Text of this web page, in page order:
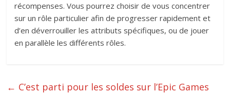
récompenses. Vous pourrez choisir de vous concentrer
sur un rôle particulier afin de progresser rapidement et
d’en déverrouiller les attributs spécifiques, ou de jouer
en parallèle les différents rôles.
← C’est parti pour les soldes sur l’Epic Games